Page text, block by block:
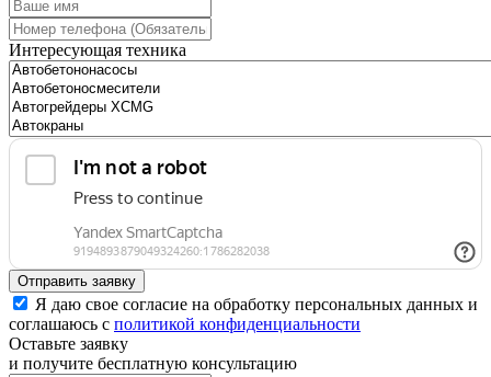
Интересующая техника
Отправить заявку
Я даю свое согласие на обработку персональных данных и
соглашаюсь с политикой конфиденциальности
Оставьте заявку
и получите бесплатную консультацию